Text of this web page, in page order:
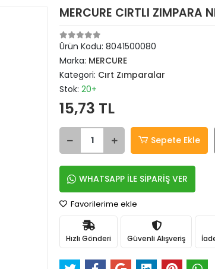
MERCURE CIRTLI
Ürün Kodu: 8041500080
Marka: MERCURE
Kategori: Cırt Zımparalar
Stok: 20+
15,73 TL
Sepete Ekle
WHATSAPP İLE SİPARİŞ VER
Favorilerime ekle
Hızlı Gönderi Güvenli Alışveriş